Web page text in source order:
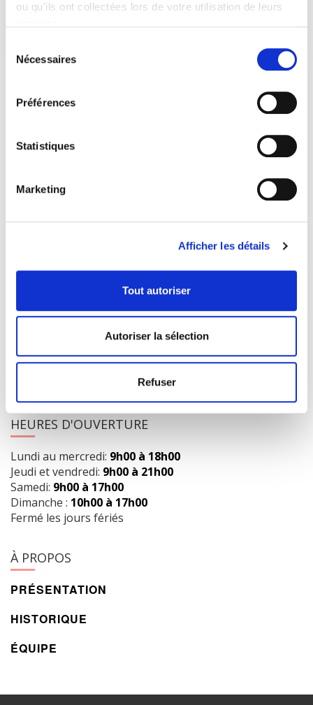
ou qu'ils ont collectées lors de votre utilisation de leurs
Nécessaires
Préférences
Statistiques
Marketing
Afficher les détails
Tout autoriser
Autoriser la sélection
Refuser
1073 route de l'Église, Québec, QC G1V 3W2
Obtenir l’itinéraire
418 658-3640
info@librairielaliberte.com
HEURES D'OUVERTURE
Lundi au mercredi: 9h00 à 18h00
Jeudi et vendredi: 9h00 à 21h00
Samedi: 9h00 à 17h00
Dimanche : 10h00 à 17h00
Fermé les jours fériés
À PROPOS
PRÉSENTATION
HISTORIQUE
ÉQUIPE